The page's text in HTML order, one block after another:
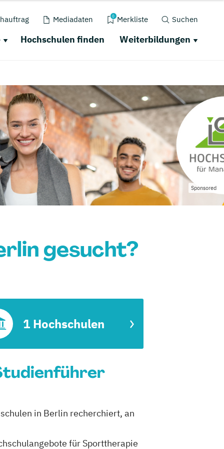
Mediadaten 0 Merkliste Suchen
Hochschulen finden Weiterbildungen
Sponsored
gesucht?
1 Hochschulen
in Berlin recherchiert, an
für Sporttherapie